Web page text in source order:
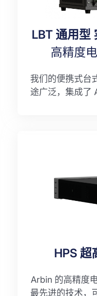
LBT 通用型
高精度
我们的便携式台
途广泛，集成了
HPS 超
Arbin 的高精度
最先进的技术，